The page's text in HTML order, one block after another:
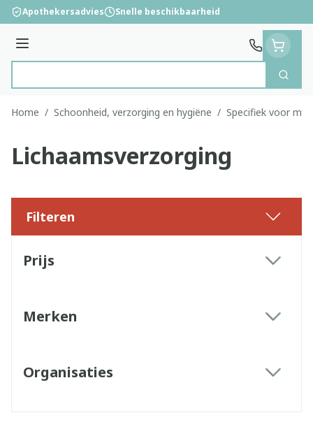
Ga naar de inhoud
Apothekersadvies Snelle beschikbaarheid
Menu
Zoek
Home / Schoonheid, verzorging en hygiëne / Specifiek voor
Lichaamsverzorging
Filteren
Prijs
Merken
Organisaties